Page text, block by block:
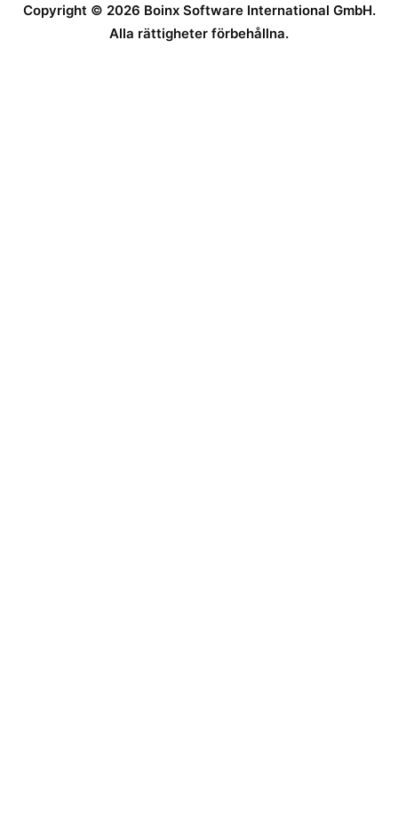
Copyright © 2026 Boinx Software International GmbH.
Alla rättigheter förbehållna.